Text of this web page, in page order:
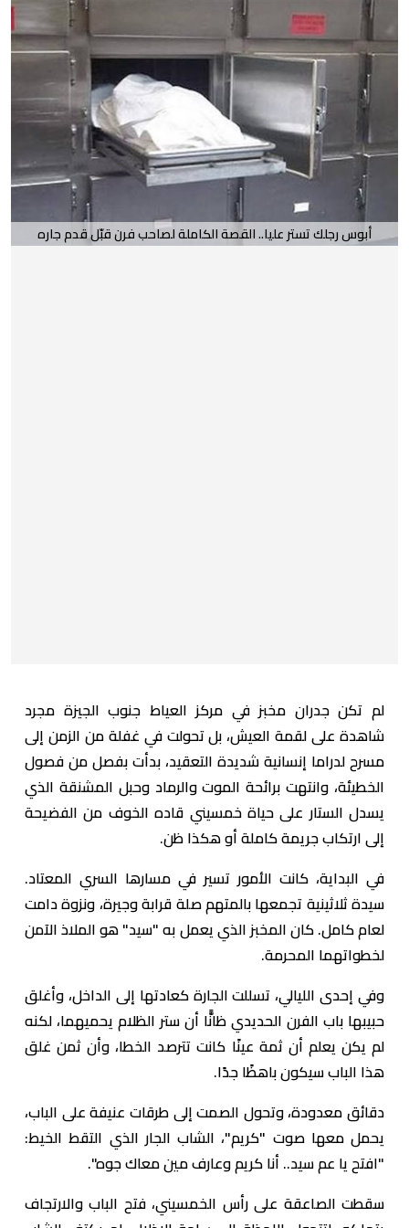
أبوس رجلك تستر عليا.. القصة الكاملة لصاحب فرن قبّل قدم جاره
لم تكن جدران مخبز في مركز العياط جنوب الجيزة مجرد
شاهدة على لقمة العيش، بل تحولت في غفلة من الزمن إلى
مسرح لدراما إنسانية شديدة التعقيد، بدأت بفصل من فصول
الخطيئة، وانتهت برائحة الموت والرماد وحبل المشنقة الذي
يسدل الستار على حياة خمسيني قاده الخوف من الفضيحة
إلى ارتكاب جريمة كاملة أو هكذا ظن.
في البداية، كانت الأمور تسير في مسارها السري المعتاد.
سيدة ثلاثينية تجمعها بالمتهم صلة قرابة وجيرة، ونزوة دامت
لعام كامل. كان المخبز الذي يعمل به "سيد" هو الملاذ الآمن
لخطواتهما المحرمة.
وفي إحدى الليالي، تسللت الجارة كعادتها إلى الداخل، وأغلق
حبيبها باب الفرن الحديدي ظانًّا أن ستر الظلام يحميهما، لكنه
لم يكن يعلم أن ثمة عينًا كانت تترصد الخطا، وأن ثمن غلق
هذا الباب سيكون باهظًا جدًا.
دقائق معدودة، وتحول الصمت إلى طرقات عنيفة على الباب،
يحمل معها صوت "كريم"، الشاب الجار الذي التقط الخيط:
"افتح يا عم سيد.. أنا كريم وعارف مين معاك جوه".
سقطت الصاعقة على رأس الخمسيني، فتح الباب والارتجاف